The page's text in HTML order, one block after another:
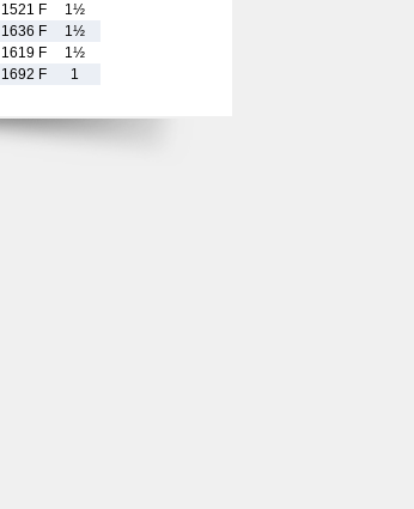
1521 F
1½
1636 F
1½
1619 F
1½
1692 F 1